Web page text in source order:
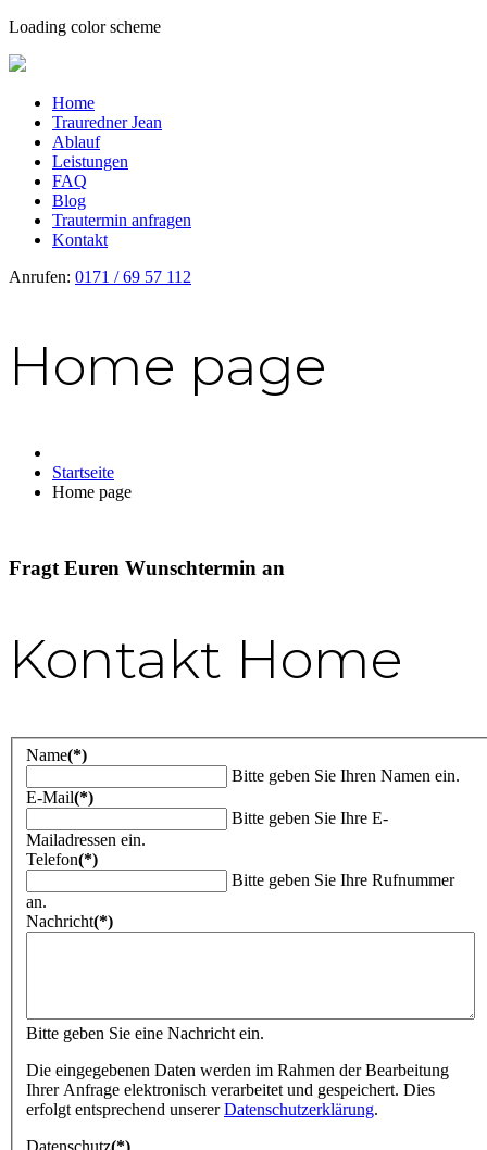
Loading color scheme
Home
Trauredner Jean
Ablauf
Leistungen
FAQ
Blog
Trautermin anfragen
Kontakt
Anrufen: 0171 / 69 57 112
Home page
Startseite
Home page
Fragt Euren Wunschtermin an
Kontakt Home
Name(*)
Bitte geben Sie Ihren Namen ein.
E-Mail(*)
Bitte geben Sie Ihre E-
Mailadressen ein.
Telefon(*)
Bitte geben Sie Ihre Rufnummer
an.
Nachricht(*)
Bitte geben Sie eine Nachricht ein.
Die eingegebenen Daten werden im Rahmen der Bearbeitung
Ihrer Anfrage elektronisch verarbeitet und gespeichert. Dies
erfolgt entsprechend unsererDatenschutzerklärung.
Datenschutz(*)